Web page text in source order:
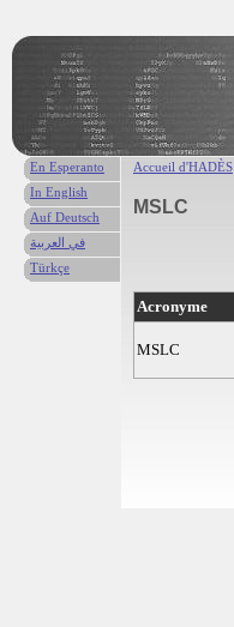
Accueil d'HADÈS
MSLC
Acronyme
MSLC
En Esperanto
In English
Auf Deutsch
في العربية
Türkçe